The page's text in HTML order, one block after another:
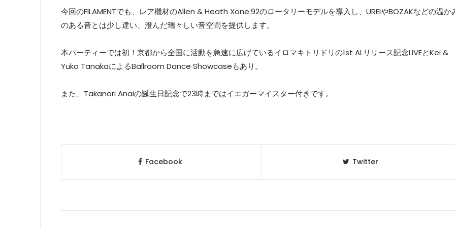
今回のFILAMENTでも、レア機材のAllen & Heath Xone:92のロータリーモデルを導入し、UREIやBOZAKなどの温か
のある音とは少し違い、澄んだ瑞々しい音空間を提供します。
本パーティーでは初！京都から全国に活動を急速に広げているイロマキトリドリの1st ALリリース記念LIVEとKei &
Yuko TanakaによるBallroom Dance Showcaseもあり。
また、Takanori Anaiの誕生日記念で23時まではイエガーマイスター付きです。
Facebook Twitter